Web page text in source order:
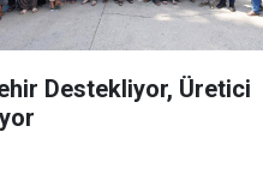
Destekliyor, Üretici